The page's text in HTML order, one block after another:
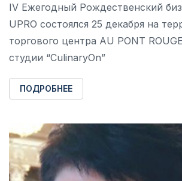
IV Ежегодный Рождественский
UPRO состоялся 25 декабря на
торгового центра AU PONT
студии “CulinaryOn”
ПОДРОБНЕЕ